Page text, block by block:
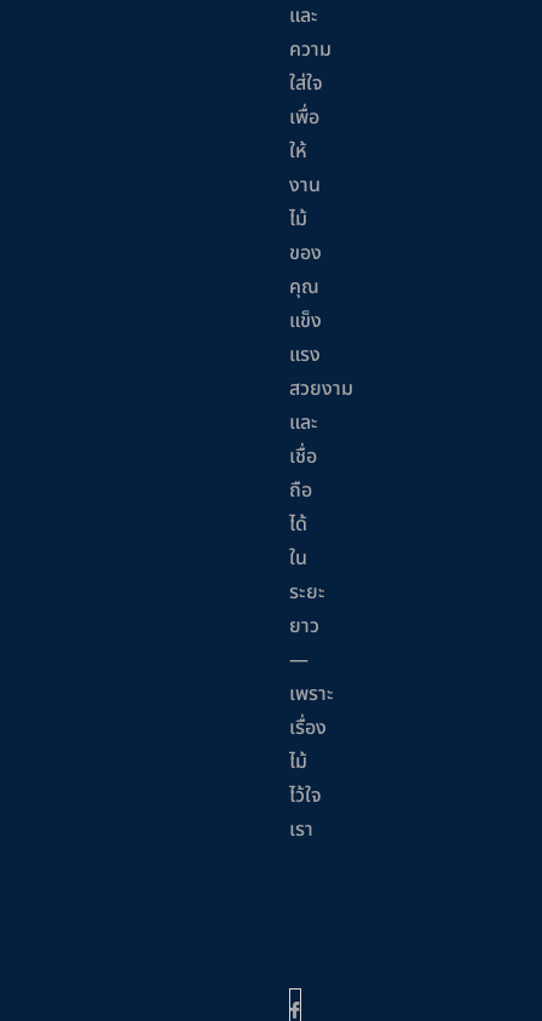
และ
ความ
ใส่ใจ
เพื่อ
ให้
งาน
ไม้
ของ
คุณ
แข็ง
แรง
สวยงาม
และ
เชื่อ
ถือ
ได้
ใน
ระยะ
ยาว
—
เพราะ
เรื่อง
ไม้
ไว้ใจ
เรา